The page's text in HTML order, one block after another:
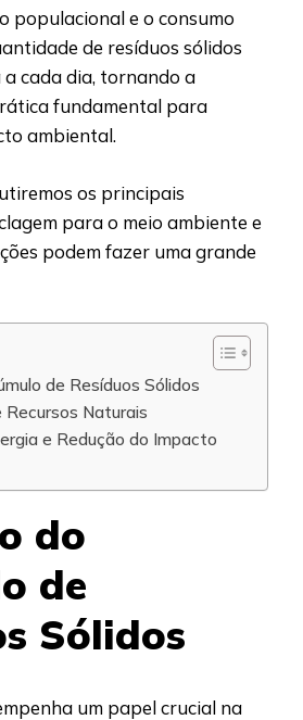
populacional e o consumo
de resíduos sólidos
cada dia, tornando a
fundamental para
ambiental.
os principais
para o meio ambiente e
podem fazer uma grande
de Resíduos Sólidos
Recursos Naturais
e Redução do Impacto
do
de
Sólidos
um papel crucial na